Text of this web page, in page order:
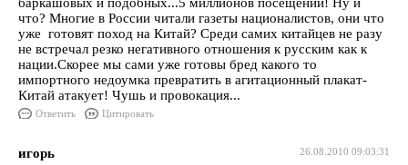
что? Многие в России читали газеты националистов, они что
уже готовят поход на Китай? Среди самих китайцев не разу
не встречал резко негативного отношения к русским как к
нации.Скорее мы сами уже готовы бред какого то
импортного недоумка превратить в агитационный плакат-
Китай атакует! Чушь и провокация...
Ответить Цитировать
26.08.2010 09:03:31
игорь